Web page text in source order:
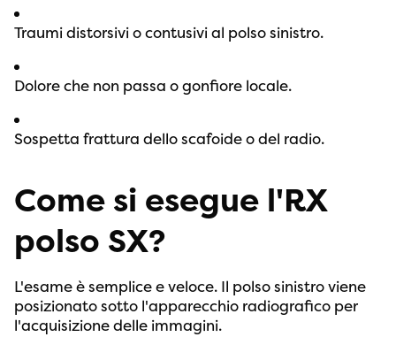
Traumi distorsivi o contusivi al polso sinistro.
Dolore che non passa o gonfiore locale.
Sospetta frattura dello scafoide o del radio.
Come si esegue l'RX
polso SX?
L'esame è semplice e veloce. Il polso sinistro viene
posizionato sotto l'apparecchio radiografico per
l'acquisizione delle immagini.